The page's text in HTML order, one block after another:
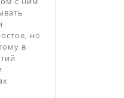
но
в